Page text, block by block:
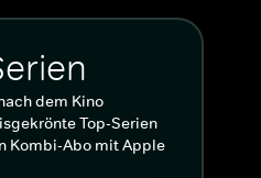
dem Kino
Top-Serien
Kombi-Abo mit Apple